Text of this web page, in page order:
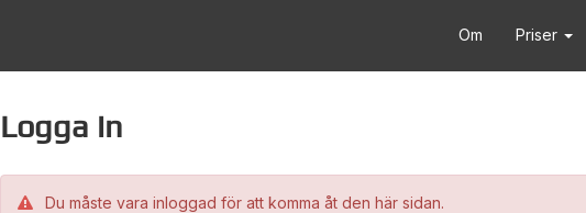
Om Priser
Logga in
Du måste vara inloggad för att komma åt den här sidan.